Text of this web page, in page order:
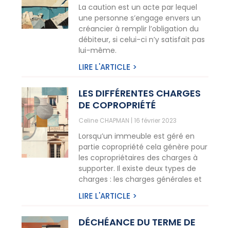
La caution est un acte par lequel
une personne s’engage envers un
créancier à remplir l’obligation du
débiteur, si celui-ci n’y satisfait pas
lui-même.
LIRE L'ARTICLE >
LES DIFFÉRENTES CHARGES
DE COPROPRIÉTÉ
Celine CHAPMAN 16 février 2023
Lorsqu’un immeuble est géré en
partie copropriété cela génère pour
les copropriétaires des charges à
supporter. Il existe deux types de
charges : les charges générales et
LIRE L'ARTICLE >
DÉCHÉANCE DU TERME DE